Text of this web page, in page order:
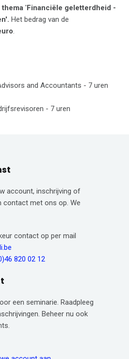
thema 'Financiële geletterdheid -
Het bedrag van de
and Accountants - 7 uren
- 7 uren
account, inschrijving of
contact met ons op. We
contact op per mail
820 02 12
een seminarie. Raadpleeg
Beheer nu ook